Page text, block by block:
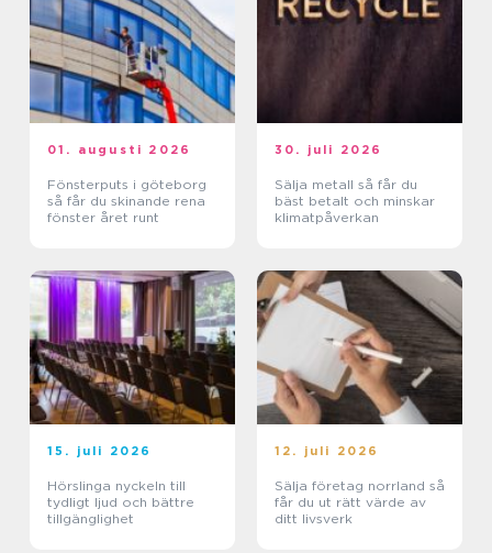
01. augusti 2026
Fönsterputs i göteborg
så får du skinande rena
fönster året runt
30. juli 2026
Sälja metall så får du
bäst betalt och minskar
klimatpåverkan
15. juli 2026
Hörslinga nyckeln till
tydligt ljud och bättre
tillgänglighet
12. juli 2026
Sälja företag norrland så
får du ut rätt värde av
ditt livsverk